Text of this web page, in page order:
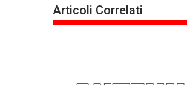
Articoli Correlati